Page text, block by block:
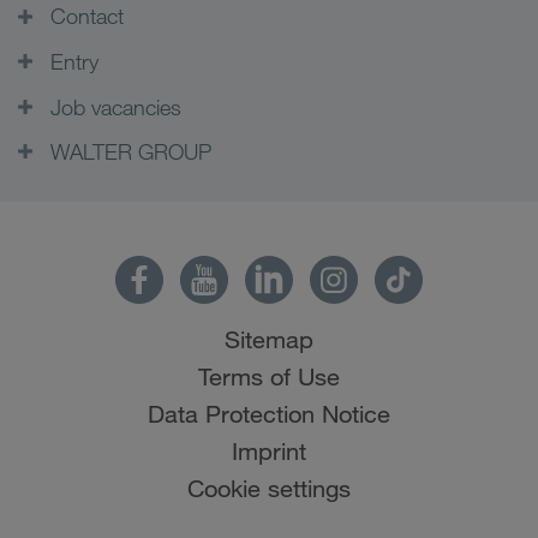
Contact
Entry
Job vacancies
WALTER GROUP
Sitemap
Terms of Use
Data Protection Notice
Imprint
Cookie settings